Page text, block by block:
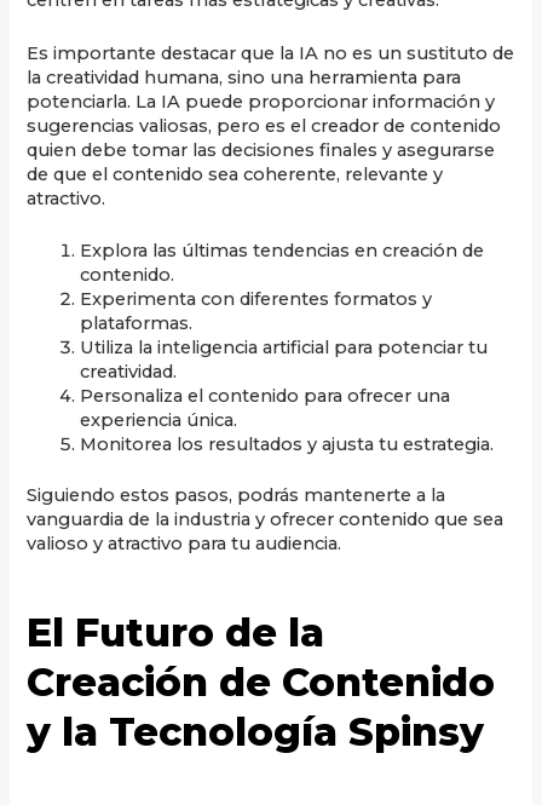
Es importante destacar que la IA no es un sustituto de
la creatividad humana, sino una herramienta para
potenciarla. La IA puede proporcionar información y
sugerencias valiosas, pero es el creador de contenido
quien debe tomar las decisiones finales y asegurarse
de que el contenido sea coherente, relevante y
atractivo.
Explora las últimas tendencias en creación de
contenido.
Experimenta con diferentes formatos y
plataformas.
Utiliza la inteligencia artificial para potenciar tu
creatividad.
Personaliza el contenido para ofrecer una
experiencia única.
Monitorea los resultados y ajusta tu estrategia.
Siguiendo estos pasos, podrás mantenerte a la
vanguardia de la industria y ofrecer contenido que sea
valioso y atractivo para tu audiencia.
El Futuro de la
Creación de Contenido
y la Tecnología Spinsy